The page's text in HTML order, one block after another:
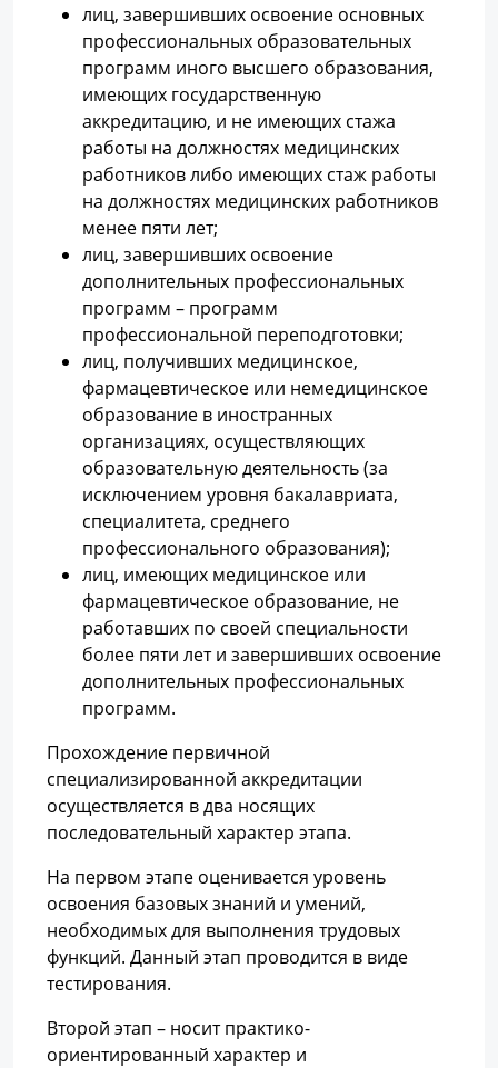
лиц, завершивших освоение основных
профессиональных образовательных
программ иного высшего образования,
имеющих государственную
аккредитацию, и не имеющих стажа
работы на должностях медицинских
работников либо имеющих стаж работы
на должностях медицинских работников
менее пяти лет;
лиц, завершивших освоение
дополнительных профессиональных
программ – программ
профессиональной переподготовки;
лиц, получивших медицинское,
фармацевтическое или немедицинское
образование в иностранных
организациях, осуществляющих
образовательную деятельность (за
исключением уровня бакалавриата,
специалитета, среднего
профессионального образования);
лиц, имеющих медицинское или
фармацевтическое образование, не
работавших по своей специальности
более пяти лет и завершивших освоение
дополнительных профессиональных
программ.
Прохождение первичной
специализированной аккредитации
осуществляется в два носящих
последовательный характер этапа.
На первом этапе оценивается уровень
освоения базовых знаний и умений,
необходимых для выполнения трудовых
функций. Данный этап проводится в виде
тестирования.
Второй этап – носит практико-
ориентированный характер и